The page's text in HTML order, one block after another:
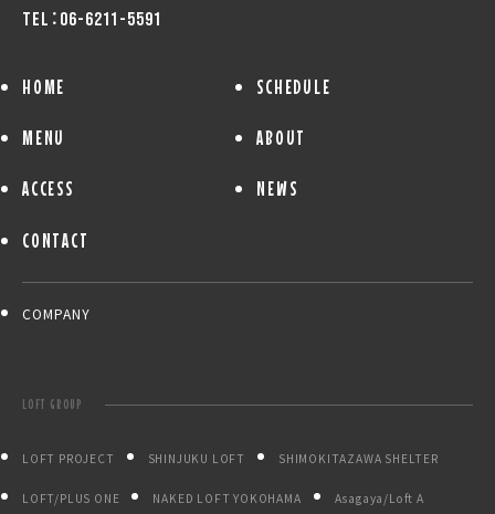
TEL：06-6211-5591
HOME SCHEDULE
MENU ABOUT
ACCESS NEWS
CONTACT
COMPANY
LOFT GROUP
LOFT PROJECT SHINJUKU LOFT SHIMOKITAZAWA SHELTER
LOFT/PLUS ONE NAKED LOFT YOKOHAMA Asagaya/Loft A